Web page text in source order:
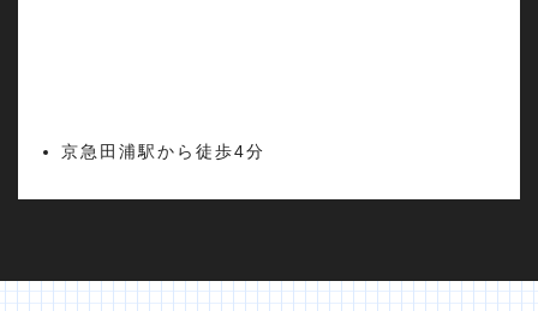
京急田浦駅から徒歩4分